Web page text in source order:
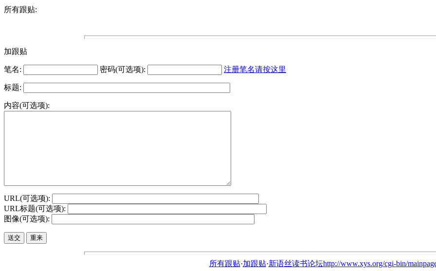
所有跟贴:
加跟贴
笔名: 密码(可选项): 注册笔名请按这里
标题:
内容(可选项):
URL(可选项):
URL标题(可选项):
图像(可选项):
所有跟贴·加跟贴·新语丝读书论坛http://www.xys.org/cgi-bin/